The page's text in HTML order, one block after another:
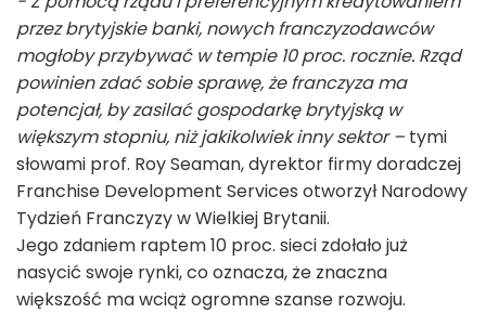
przez brytyjskie banki, nowych franczyzodawców
mogłoby przybywać w tempie 10 proc. rocznie. Rząd
powinien zdać sobie sprawę, że franczyza ma
potencjał, by zasilać gospodarkę brytyjską w
większym stopniu, niż jakikolwiek inny sektor – tymi
słowami prof. Roy Seaman, dyrektor firmy doradczej
Franchise Development Services otworzył Narodowy
Tydzień Franczyzy w Wielkiej Brytanii.
Jego zdaniem raptem 10 proc. sieci zdołało już
nasycić swoje rynki, co oznacza, że znaczna
większość ma wciąż ogromne szanse rozwoju.